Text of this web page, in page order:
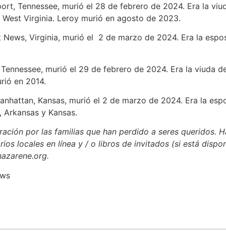
Tennessee, murió el 28 de febrero de 2024. Era la
West Virginia. Leroy murió en agosto de 2023.
News, Virginia, murió el 2 de marzo de 2024. Era la
murió el 29 de febrero de 2024. Era la viuda
en 2014.
Kansas, murió el 2 de marzo de 2024. Era la
y Kansas.
por las familias que han perdido a seres queridos.
locales en línea y / o libros de invitados (si está